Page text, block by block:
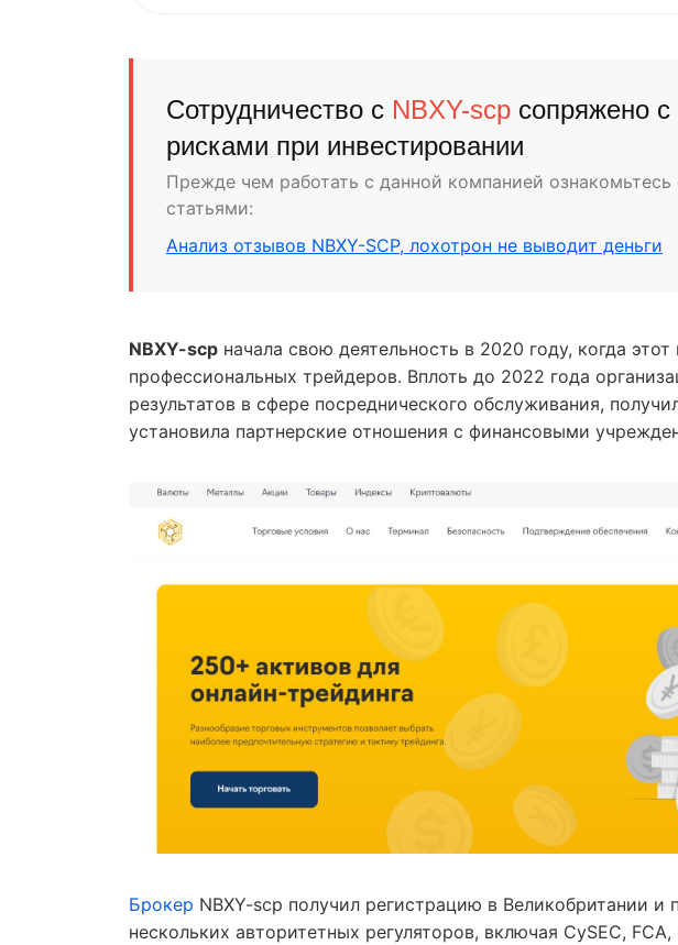
Сотрудничество с NBXY-scp сопряжено
рисками при инвестировании
Прежде чем работать с данной компанией
статьями:
Анализ отзывов NBXY-SCP, лохотрон не выводит деньги
NBXY-scp начала свою деятельность в 2020 году, когда
профессиональных трейдеров. Вплоть до 2022 года
результатов в сфере посреднического обслуживания,
установила партнерские отношения с финансовыми
Брокер NBXY-scp получил регистрацию в Великобритании и
нескольких авторитетных регуляторов, включая CySEC, FCA,